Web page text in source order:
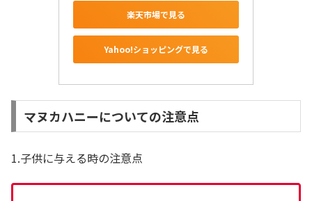
楽天市場で見る
Yahoo!ショッピングで見る
マヌカハニーについての注意点
1.子供に与える時の注意点